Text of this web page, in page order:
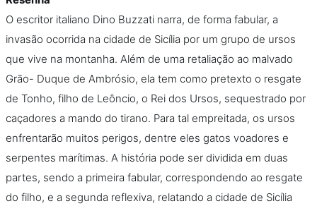
O escritor italiano Dino Buzzati narra, de forma fabular, a
invasão ocorrida na cidade de Sicília por um grupo de ursos
que vive na montanha. Além de uma retaliação ao malvado
Grão- Duque de Ambrósio, ela tem como pretexto o resgate
de Tonho, filho de Leôncio, o Rei dos Ursos, sequestrado por
caçadores a mando do tirano. Para tal empreitada, os ursos
enfrentarão muitos perigos, dentre eles gatos voadores e
serpentes marítimas. A história pode ser dividida em duas
partes, sendo a primeira fabular, correspondendo ao resgate
do filho, e a segunda reflexiva, relatando a cidade de Sicília